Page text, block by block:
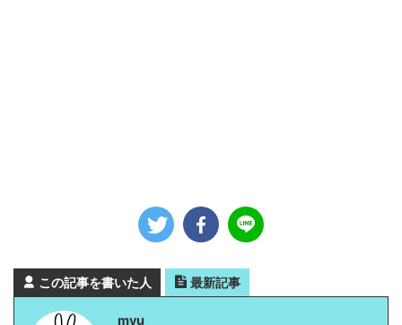
この記事を書いた人 最新記事
myu